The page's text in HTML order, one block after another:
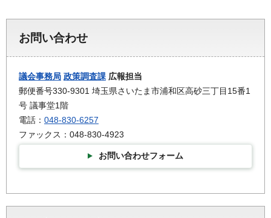
お問い合わせ
議会事務局 政策調査課 広報担当
郵便番号330-9301 埼玉県さいたま市浦和区高砂三丁目15番1
号 議事堂1階
電話： 048-830-6257
ファックス：048-830-4923
お問い合わせフォーム